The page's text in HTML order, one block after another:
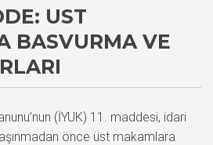
UST
BASVURMA VE
(İYUK) 11. maddesi, idari
önce üst makamlara